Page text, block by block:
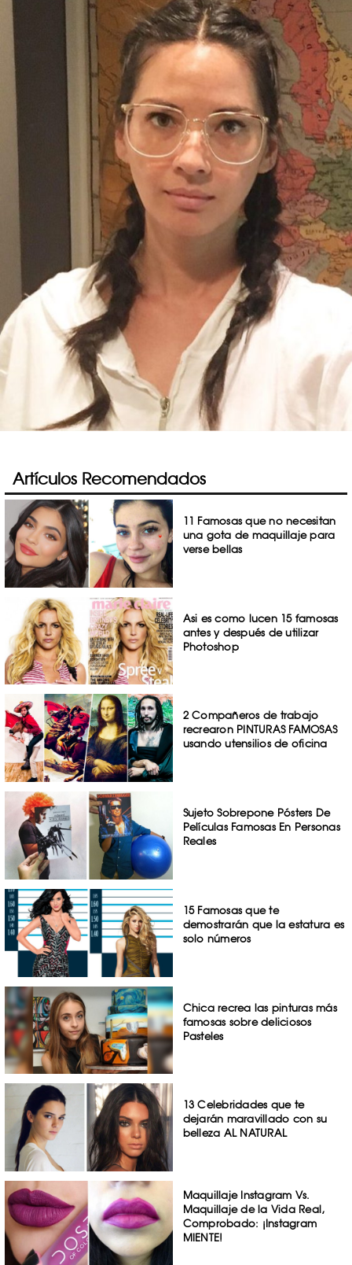
Artículos Recomendados
11 Famosas que no necesitan
una gota de maquillaje para
verse bellas
Asi es como lucen 15 famosas
antes y después de utilizar
Photoshop
2 Compañeros de trabajo
recrearon PINTURAS FAMOSAS
usando utensilios de oficina
Sujeto Sobrepone Pósters De
Películas Famosas En Personas
Reales
15 Famosas que te
demostrarán que la estatura es
solo números
Chica recrea las pinturas más
famosas sobre deliciosos
Pasteles
13 Celebridades que te
dejarán maravillado con su
belleza AL NATURAL
Maquillaje Instagram Vs.
Maquillaje de la Vida Real,
Comprobado: ¡Instagram
MIENTE!